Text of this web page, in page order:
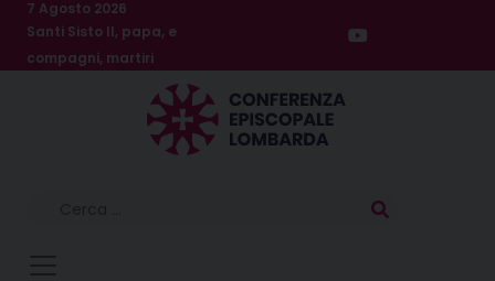
Skip
content
7 Agosto 2026
Santi Sisto II, papa, e
compagni, martiri